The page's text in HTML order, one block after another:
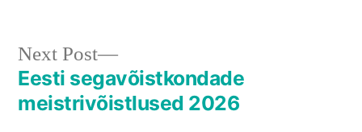
Navigeerimine
Next Post
Next
post:
Eesti segavõistkondade
meistrivõistlused 2026